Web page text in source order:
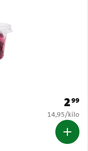
Prijs:
299
€ 14,95 per
14,95/kilo